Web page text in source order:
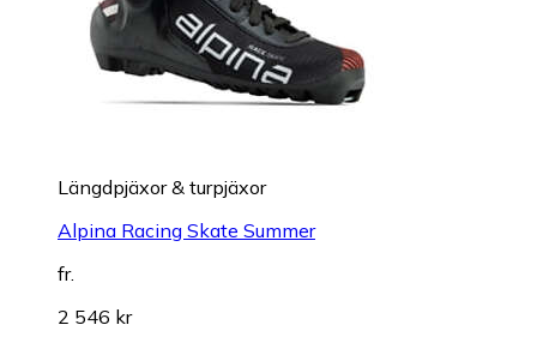
Längdpjäxor & turpjäxor
Alpina Racing Skate Summer
fr.
2 546 kr